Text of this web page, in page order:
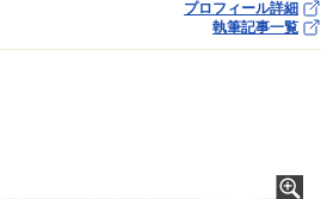
プロフィール詳細
執筆記事一覧